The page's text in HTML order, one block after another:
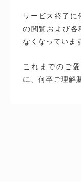
サービス終了に
の閲覧および各
なくなっていま
これまでのご
に、何卒ご理解